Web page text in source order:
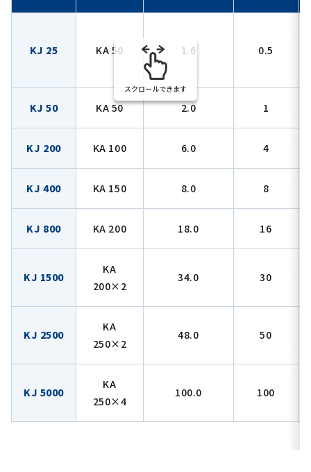
KJ 25 KA 50 1.6 0.5
KJ 50 KA 50 2.0 1
KJ 200 KA 100 6.0 4
KJ 400 KA 150 8.0 8
KJ 800 KA 200 18.0 16
KJ 1500
KA
200×2
34.0 30
KJ 2500
KA
250×2
48.0 50
KJ 5000
KA
250×4
100.0 100
スクロールできます